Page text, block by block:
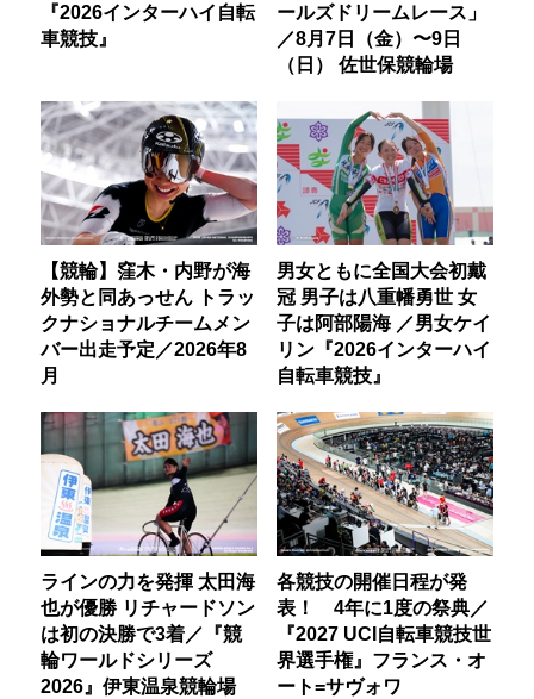
『2026インターハイ自転
車競技』
ールズドリームレース」
／8月7日（金）〜9日
（日） 佐世保競輪場
【競輪】窪木・内野が海
外勢と同あっせん トラッ
クナショナルチームメン
バー出走予定／2026年8
月
男女ともに全国大会初戴
冠 男子は八重幡勇世 女
子は阿部陽海 ／男女ケイ
リン『2026インターハイ
自転車競技』
ラインの力を発揮 太田海
也が優勝 リチャードソン
は初の決勝で3着／『競
輪ワールドシリーズ
2026』伊東温泉競輪場
各競技の開催日程が発
表！ 4年に1度の祭典／
『2027 UCI自転車競技世
界選手権』フランス・オ
ート=サヴォワ